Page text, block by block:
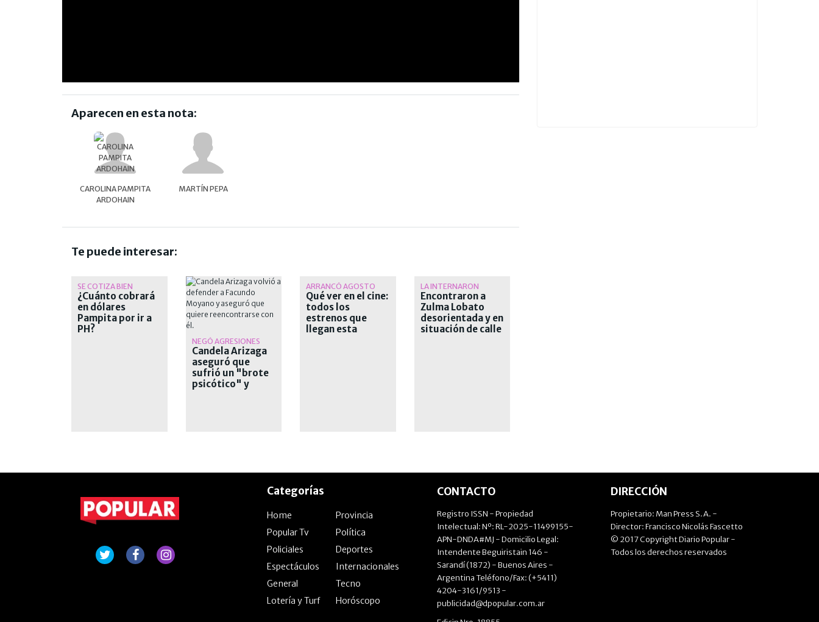
Aparecen en esta nota:
CAROLINA PAMPITA
ARDOHAIN
MARTÍN PEPA
Te puede interesar:
SE COTIZA BIEN
¿Cuánto cobrará
en dólares
Pampita por ir a
PH?
NEGÓ AGRESIONES
Candela Arizaga
aseguró que
sufrió un "brote
psicótico" y
ARRANCÓ AGOSTO
Qué ver en el cine:
todos los
estrenos que
llegan esta
LA INTERNARON
Encontraron a
Zulma Lobato
desorientada y en
situación de calle
Categorías
Home
Provincia
Popular Tv
Política
Policiales
Deportes
Espectáculos
Internacionales
General
Tecno
Lotería y Turf
Horóscopo
CONTACTO
Registro ISSN - Propiedad
Intelectual: Nº: RL-2025-11499155-
APN-DNDA#MJ - Domicilio Legal:
Intendente Beguiristain 146 -
Sarandí (1872) - Buenos Aires -
Argentina Teléfono/Fax: (+5411)
4204-3161/9513 -
publicidad@dpopular.com.ar
DIRECCIÓN
Propietario: Man Press S.A. -
Director: Francisco Nicolás Fascetto
© 2017 Copyright Diario Popular -
Todos los derechos reservados